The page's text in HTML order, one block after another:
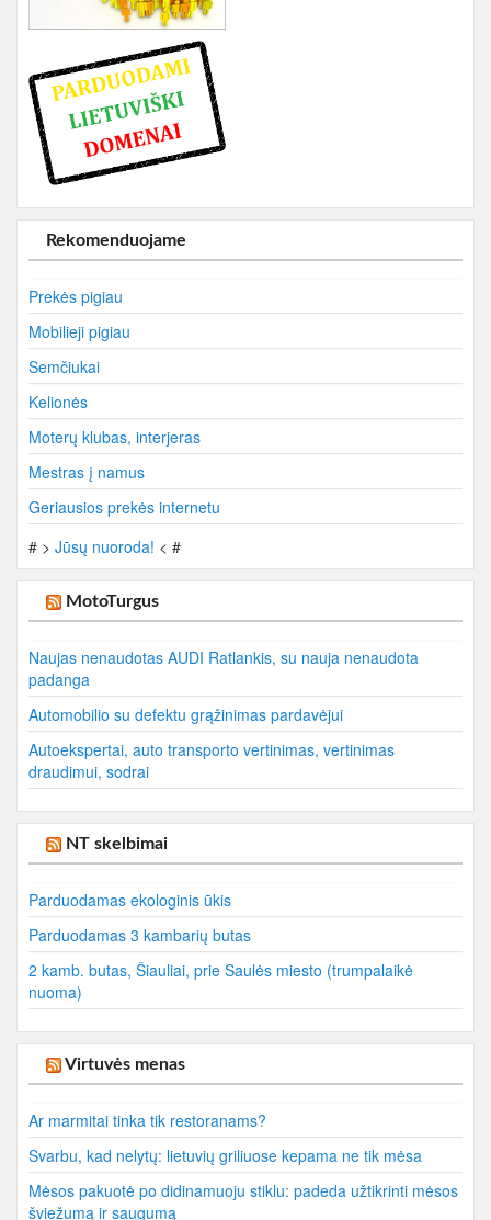
Rekomenduojame
Prekės pigiau
Mobilieji pigiau
Semčiukai
Kelionės
Moterų klubas, interjeras
Mestras į namus
Geriausios prekės internetu
# > Jūsų nuoroda! < #
MotoTurgus
Naujas nenaudotas AUDI Ratlankis, su nauja nenaudota
padanga
Automobilio su defektu grąžinimas pardavėjui
Autoekspertai, auto transporto vertinimas, vertinimas
draudimui, sodrai
NT skelbimai
Parduodamas ekologinis ūkis
Parduodamas 3 kambarių butas
2 kamb. butas, Šiauliai, prie Saulės miesto (trumpalaikė
nuoma)
Virtuvės menas
Ar marmitai tinka tik restoranams?
Svarbu, kad nelytų: lietuvių griliuose kepama ne tik mėsa
Mėsos pakuotė po didinamuoju stiklu: padeda užtikrinti mėsos
šviežumą ir saugumą